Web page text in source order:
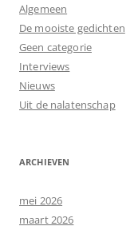
Algemeen
De mooiste gedichten
Geen categorie
Interviews
Nieuws
Uit de nalatenschap
ARCHIEVEN
mei 2026
maart 2026